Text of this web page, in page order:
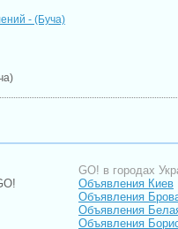
- (Буча)
GO! в городах
Объявления Киев
Объявления
Объявления
Объявления